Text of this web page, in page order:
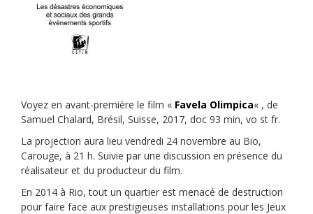
Voyez en avant-première le film « Favela Olimpica« , de
Samuel Chalard, Brésil, Suisse, 2017, doc 93 min, vo st fr.
La projection aura lieu vendredi 24 novembre au Bio,
Carouge, à 21 h. Suivie par une discussion en présence du
réalisateur et du producteur du film.
En 2014 à Rio, tout un quartier est menacé de destruction
pour faire face aux prestigieuses installations pour les Jeux